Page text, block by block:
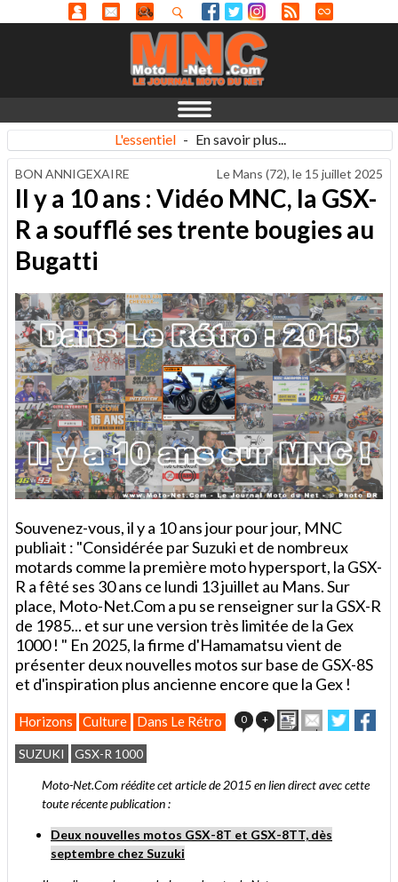
L'essentiel - En savoir plus...
BON ANNIGEXAIRE Le Mans (72), le 15 juillet 2025
Il y a 10 ans : Vidéo MNC, la GSX-
R a soufflé ses trente bougies au
Bugatti
Souvenez-vous, il y a 10 ans jour pour jour, MNC
publiait : "Considérée par Suzuki et de nombreux
motards comme la première moto hypersport, la GSX-
R a fêté ses 30 ans ce lundi 13 juillet au Mans. Sur
place, Moto-Net.Com a pu se renseigner sur la GSX-R
de 1985... et sur une version très limitée de la Gex
1000 ! " En 2025, la firme d'Hamamatsu vient de
présenter deux nouvelles motos sur base de GSX-8S
et d'inspiration plus ancienne encore que la Gex !
Horizons Culture Dans Le Rétro 0 + ImprimerEnvoyer
cet
ami
Partager
sur
sur
SUZUKI GSX-R 1000
Moto-Net.Com réédite cet article de 2015 en lien direct avec cette
toute récente publication :
Deux nouvelles motos GSX-8T et GSX-8TT, dès
septembre chez Suzuki